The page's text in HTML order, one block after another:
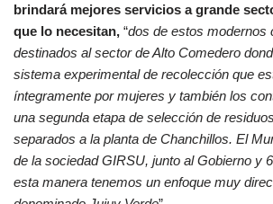
brindará mejores servicios a grande
que lo necesitan, “dos de estos modernos
destinados al sector de Alto Comedero
sistema experimental de recolección que
íntegramente por mujeres y también los
una segunda etapa de selección de
separados a la planta de Chanchillos. El
de la sociedad GIRSU, junto al Gobierno y
esta manera tenemos un enfoque muy